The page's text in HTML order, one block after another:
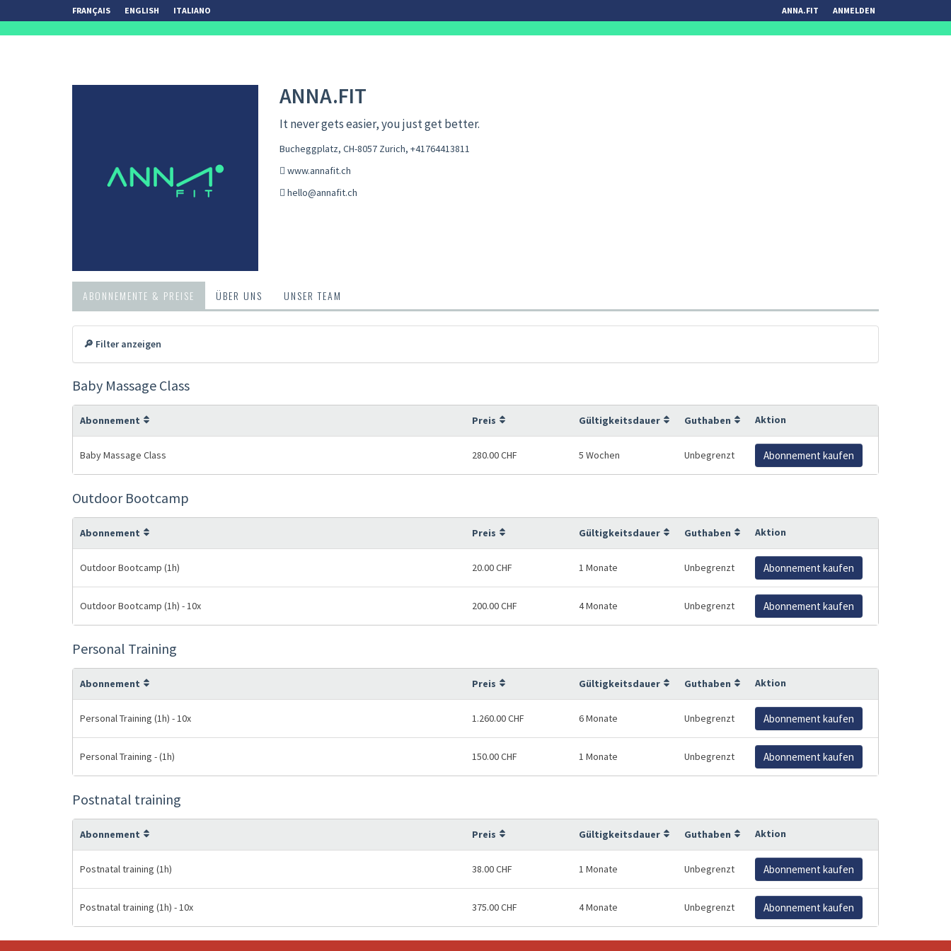
FRANÇAIS ENGLISH ITALIANO ANNA.FIT ANMELDEN
ANNA.FIT
It never gets easier, you just get better.
Bucheggplatz, CH-8057 Zurich, +41764413811
www.annafit.ch
hello@annafit.ch
ABONNEMENTE & PREISE ÜBER UNS UNSER TEAM
🔎 Filter anzeigen
Baby Massage Class
Abonnement Preis Gültigkeitsdauer Guthaben Aktion
Baby Massage Class 280.00 CHF 5 Wochen Unbegrenzt Abonnement kaufen
Outdoor Bootcamp
Abonnement Preis Gültigkeitsdauer Guthaben Aktion
Outdoor Bootcamp (1h) 20.00 CHF 1 Monate Unbegrenzt Abonnement kaufen
Outdoor Bootcamp (1h) - 10x 200.00 CHF 4 Monate Unbegrenzt Abonnement kaufen
Personal Training
Abonnement Preis Gültigkeitsdauer Guthaben Aktion
Personal Training (1h) - 10x 1.260.00 CHF 6 Monate Unbegrenzt Abonnement kaufen
Personal Training - (1h) 150.00 CHF 1 Monate Unbegrenzt Abonnement kaufen
Postnatal training
Abonnement Preis Gültigkeitsdauer Guthaben Aktion
Postnatal training (1h) 38.00 CHF 1 Monate Unbegrenzt Abonnement kaufen
Postnatal training (1h) - 10x 375.00 CHF 4 Monate Unbegrenzt Abonnement kaufen